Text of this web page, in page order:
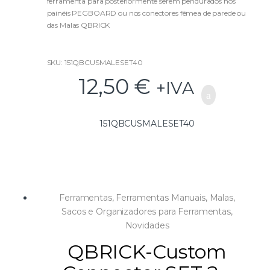
o
f
5
painéis PEGBOARD ou nos conectores fêmea de parede ou
das Malas QBRICK
SKU: 151QBCUSMALESET40
12,50 € +IVA
151QBCUSMALESET40
Ferramentas, Ferramentas Manuais, Malas,
Sacos e Organizadores para Ferramentas,
Novidades
QBRICK-Custom